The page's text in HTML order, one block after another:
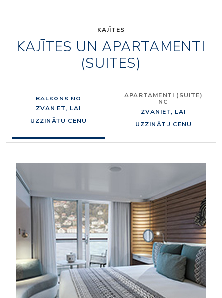
KAJĪTES
KAJĪTES UN APARTAMENTI
(SUITES)
BALKONS NO
ZVANIET, LAI
UZZINĀTU CENU
APARTAMENTI (SUITE)
NO
ZVANIET, LAI
UZZINĀTU CENU